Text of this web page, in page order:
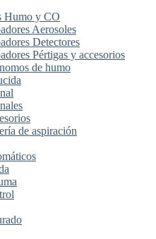
Humo y CO
Aerosoles
Detectores
Pértigas y accesorios
de humo
de aspiración